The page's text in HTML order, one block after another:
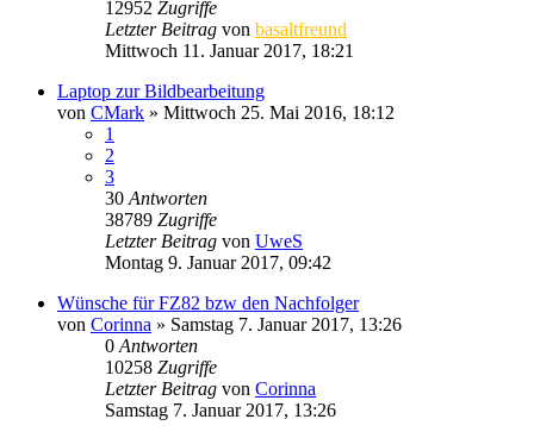
12952 Zugriffe
Letzter Beitrag von basaltfreund
Mittwoch 11. Januar 2017, 18:21
Laptop zur Bildbearbeitung
von CMark » Mittwoch 25. Mai 2016, 18:12
1
2
3
30 Antworten
38789 Zugriffe
Letzter Beitrag von UweS
Montag 9. Januar 2017, 09:42
Wünsche für FZ82 bzw den Nachfolger
von Corinna » Samstag 7. Januar 2017, 13:26
0 Antworten
10258 Zugriffe
Letzter Beitrag von Corinna
Samstag 7. Januar 2017, 13:26